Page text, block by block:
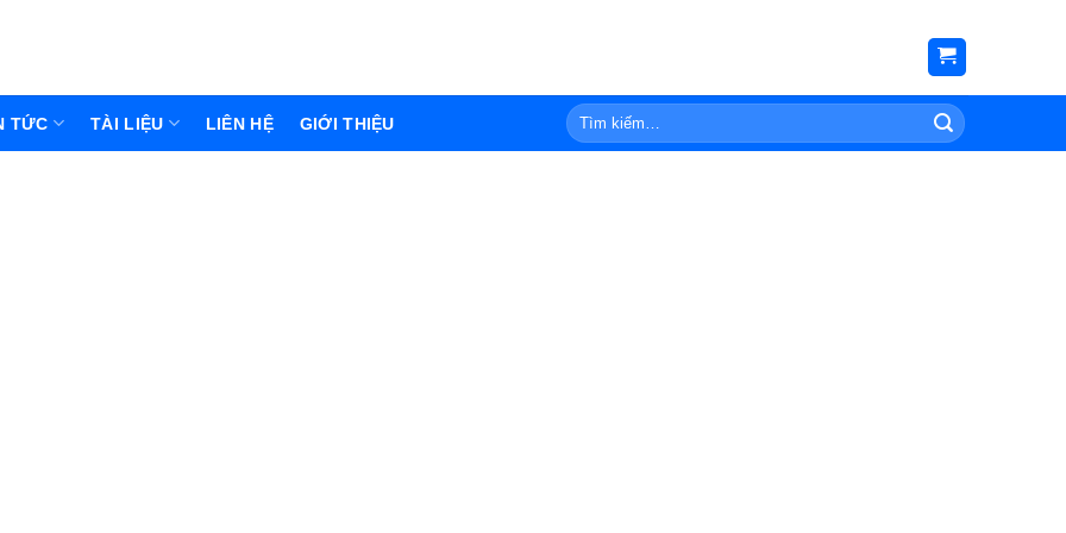
TỨC TÀI LIỆU LIÊN HỆ GIỚI THIỆU
Tìm
kiếm: